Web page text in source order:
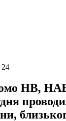
24
НВ,